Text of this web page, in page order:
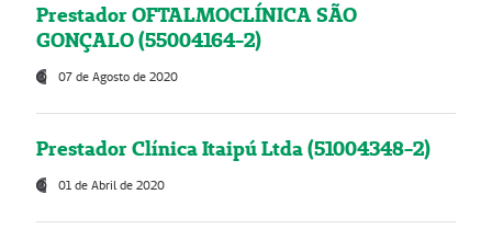
Prestador OFTALMOCLÍNICA SÃO
GONÇALO (55004164-2)
07 de Agosto de 2020
Prestador Clínica Itaipú Ltda (51004348-2)
01 de Abril de 2020